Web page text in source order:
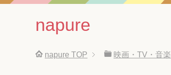
napure
napure TOP 映画・TV・音楽